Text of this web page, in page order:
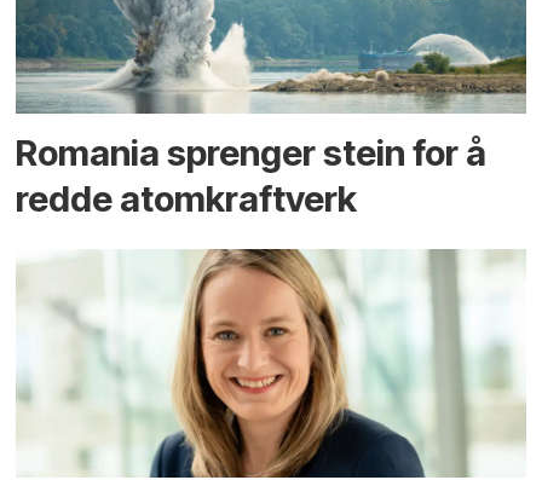
Romania sprenger stein for å
redde atomkraftverk